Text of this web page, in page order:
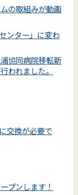
の取組みが動画
ンター」に変わ
協同病院移転新
われました。
交換が必要で
プンします！